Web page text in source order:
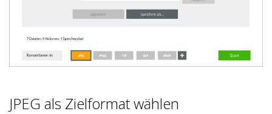
JPEG als Zielformat wählen